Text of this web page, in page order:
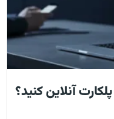
آنلاین کنید؟